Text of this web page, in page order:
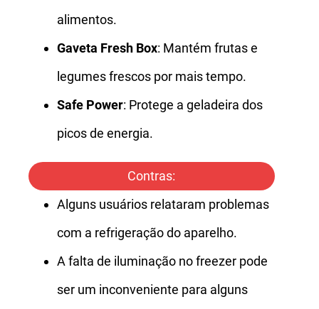
alimentos.
Gaveta Fresh Box: Mantém frutas e
legumes frescos por mais tempo.
Safe Power: Protege a geladeira dos
picos de energia.
Contras:
Alguns usuários relataram problemas
com a refrigeração do aparelho.
A falta de iluminação no freezer pode
ser um inconveniente para alguns